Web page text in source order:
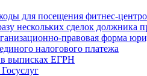
для посещения фитнес-
нескольких сделок должника
правовая форма
налогового платежа
в выписках ЕГРН